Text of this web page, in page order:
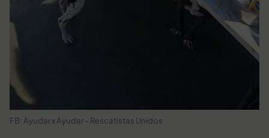
FB: Ayudar x Ayudar – Rescatistas Unidos